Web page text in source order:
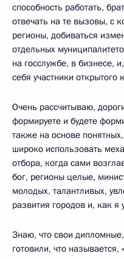
способность работать,
отвечать на те вызовы, с
регионы, добиваться
отдельных
на госслужбе, в бизнесе,
себя участники открытого
Очень рассчитываю,
формируете и будете
также на основе
широко использовать
отбора, когда сами
бог, регионы целые,
молодых, талантливых,
развития городов и, как
Знаю, что свои
готовили, что называется,